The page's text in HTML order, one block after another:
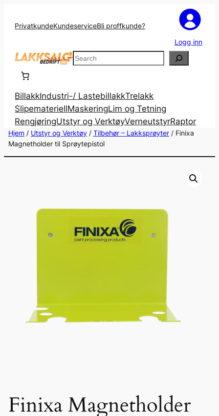
PrivatkundeKundeserviceBli proffkunde?
Logg inn
Search
BillakkIndustri-/ LastebillakkTrelakk
SlipemateriellMaskeringLim og Tetning
RengjøringUtstyr og VerktøyVerneutstyrRaptor
Hjem/ Utstyr og Verktøy/ Tilbehør – Lakksprøyter/ Finixa
Magnetholder til Sprøytepistol
Finixa Magnetholder